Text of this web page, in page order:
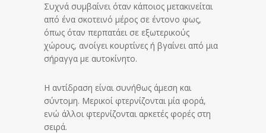
Συχνά συμβαίνει όταν κάποιος μετακινείται
από ένα σκοτεινό μέρος σε έντονο φως,
όπως όταν περπατάει σε εξωτερικούς
χώρους, ανοίγει κουρτίνες ή βγαίνει από μια
σήραγγα με αυτοκίνητο.
Η αντίδραση είναι συνήθως άμεση και
σύντομη. Μερικοί φτερνίζονται μία φορά,
ενώ άλλοι φτερνίζονται αρκετές φορές στη
σειρά.